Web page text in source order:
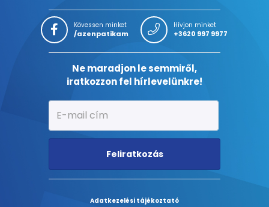
Kövessen minket
/azenpatikam
Hívjon minket
+3620 997 9977
Ne maradjon le semmiről,
iratkozzon fel hírlevelünkre!
Feliratkozás
Adatkezelési tájékoztató